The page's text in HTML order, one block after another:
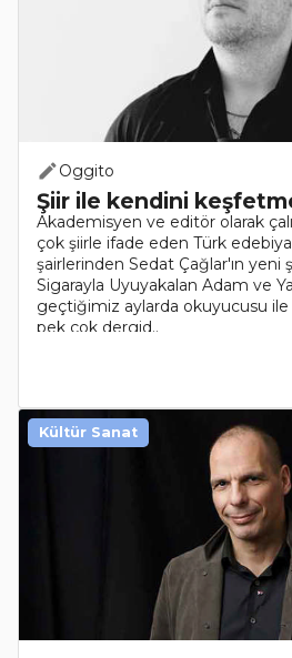
Oggito
Şiir ile kendini
Akademisyen ve editör olarak
çok şiirle ifade eden Türk
şairlerinden Sedat Çağlar'ın yeni
Sigarayla Uyuyakalan Adam ve
geçtiğimiz aylarda okuyucusu
pek çok dergid..
Kültür Sanat